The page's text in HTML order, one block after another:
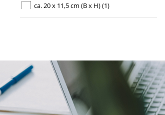
ca. 20 x 11,5 cm (B x H)(1)